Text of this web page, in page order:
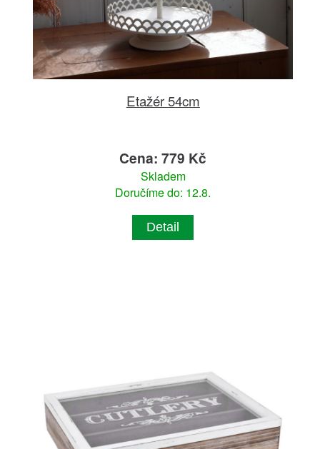
Etažér 54cm
Cena: 779 Kč
Skladem
Doručíme do: 12.8.
Detail